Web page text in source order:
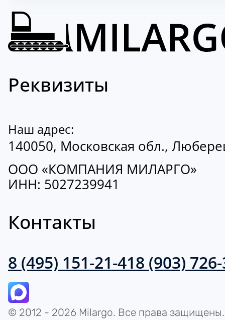
Реквизиты
Наш адрес:
140050, Московская обл.,
ООО «КОМПАНИЯ МИЛАРГО»
ИНН: 5027239941
Контакты
8 (495) 151-21-418 (903)
© 2012 - 2026 Milargo. Все права защищены.